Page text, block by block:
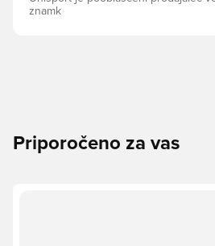
znamk
Priporočeno za vas